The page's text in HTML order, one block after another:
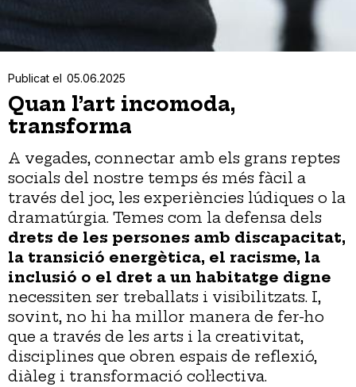
Publicat el 05.06.2025
Quan l’art incomoda,
transforma
A vegades, connectar amb els grans reptes
socials del nostre temps és més fàcil a
través del joc, les experiències lúdiques o la
dramatúrgia. Temes com la defensa dels
drets de les persones amb discapacitat,
la transició energètica, el racisme, la
inclusió o el dret a un habitatge digne
necessiten ser treballats i visibilitzats. I,
sovint, no hi ha millor manera de fer-ho
que a través de les arts i la creativitat,
disciplines que obren espais de reflexió,
diàleg i transformació col·lectiva.